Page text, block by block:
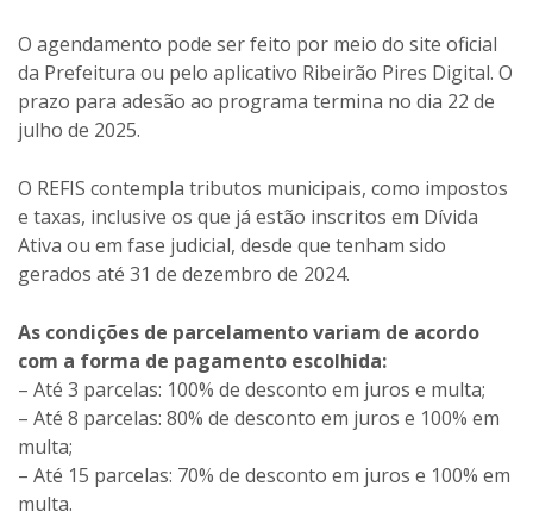
O agendamento pode ser feito por meio do site oficial
da Prefeitura ou pelo aplicativo Ribeirão Pires Digital. O
prazo para adesão ao programa termina no dia 22 de
julho de 2025.
O REFIS contempla tributos municipais, como impostos
e taxas, inclusive os que já estão inscritos em Dívida
Ativa ou em fase judicial, desde que tenham sido
gerados até 31 de dezembro de 2024.
As condições de parcelamento variam de acordo
com a forma de pagamento escolhida:
– Até 3 parcelas: 100% de desconto em juros e multa;
– Até 8 parcelas: 80% de desconto em juros e 100% em
multa;
– Até 15 parcelas: 70% de desconto em juros e 100% em
multa.